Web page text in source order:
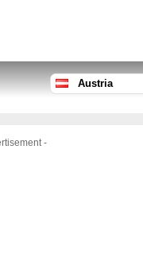
Austria
-